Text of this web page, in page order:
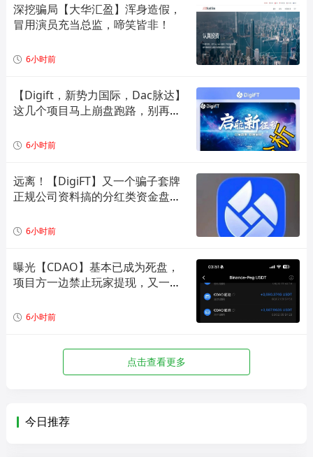
深挖骗局【大华汇盈】浑身造假，
冒用演员充当总监，啼笑皆非！
6小时前
【Digift，新势力国际，Dac脉达】
这几个项目马上崩盘跑路，别再被
6小时前
远离！【DigiFT】又一个骗子套牌
正规公司资料搞的分红类资金盘骗
6小时前
曝光【CDAO】基本已成为死盘，
项目方一边禁止玩家提现，又一边
6小时前
点击查看更多
今日推荐